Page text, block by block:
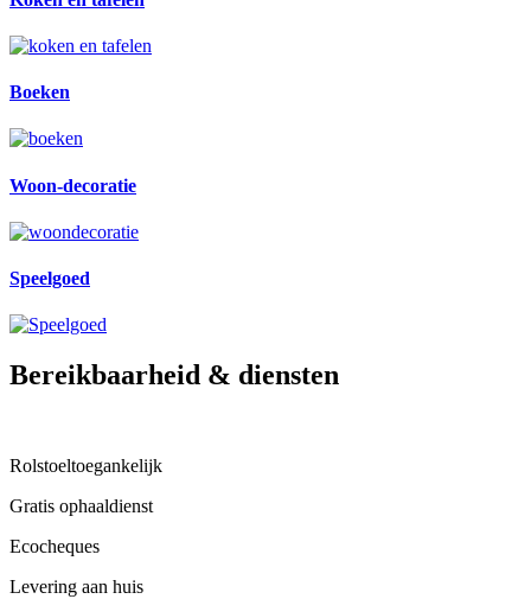
Boeken
Woon-decoratie
Speelgoed
Bereikbaarheid & diensten
Rolstoeltoegankelijk
Gratis ophaaldienst
Ecocheques
Levering aan huis